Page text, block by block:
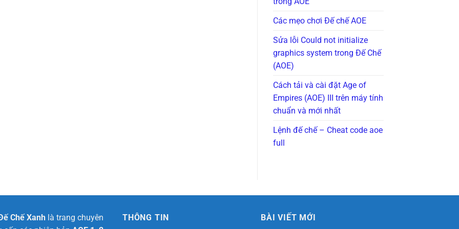
Các mẹo chơi Đế chế AOE
Sửa lỗi Could not initialize
graphics system trong Đế Chế
(AOE)
Cách tải và cài đặt Age of
Empires (AOE) III trên máy tính
chuẩn và mới nhất
Lệnh đế chế – Cheat code aoe
full
Chế Xanh là trang chuyên
THÔNG TIN BÀI VIẾT MỚI